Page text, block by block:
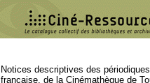
Notices descriptives des
française, de la Cinémathèque de